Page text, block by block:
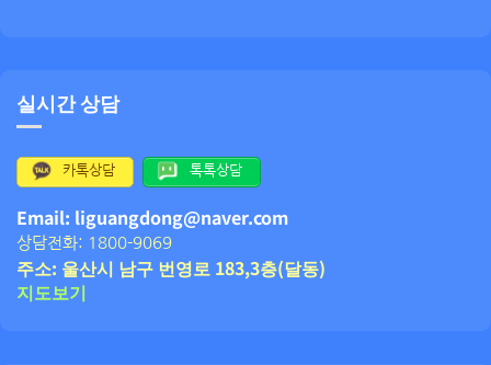
실시간 상담
카톡상담 톡톡상담
Email: liguangdong@naver.com
상담전화: 1800-9069
주소: 울산시 남구 번영로 183,3층(달동)
지도보기